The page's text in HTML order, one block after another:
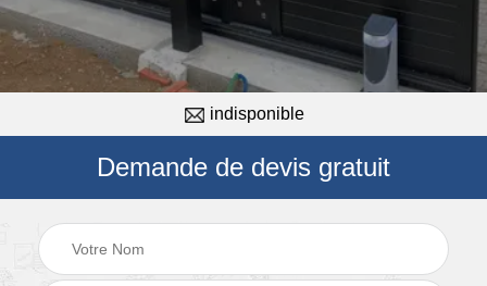
indisponible
Demande de devis gratuit